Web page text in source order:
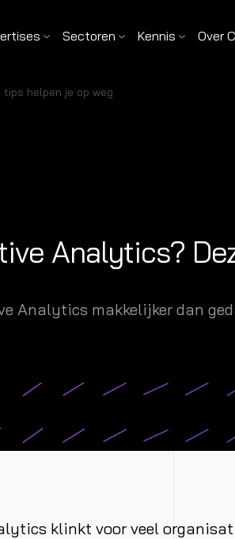
Sectoren Kennis Over
helpen je op weg
Analytics?
Analytics makkelijker dan
klinkt voor veel